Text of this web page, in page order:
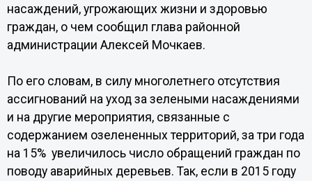
насаждений, угрожающих жизни и здоровью
граждан, о чем сообщил глава районной
администрации Алексей Мочкаев.
По его словам, в силу многолетнего отсутствия
ассигнований на уход за зелеными насаждениями
и на другие мероприятия, связанные с
содержанием озелененных территорий, за три года
на 15% увеличилось число обращений граждан по
поводу аварийных деревьев. Так, если в 2015 году